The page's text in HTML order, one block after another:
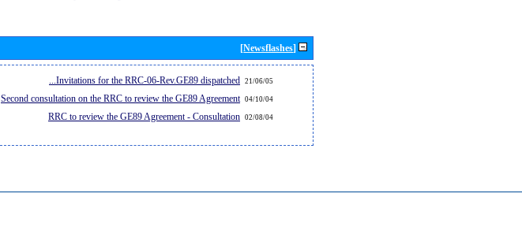
[Newsflashes]
21/06/05
Invitations for the RRC-06-Rev.GE89 dispatched...
04/10/04
Second consultation on the RRC to review the GE89 Agreement
02/08/04
RRC to review the GE89 Agreement - Consultation